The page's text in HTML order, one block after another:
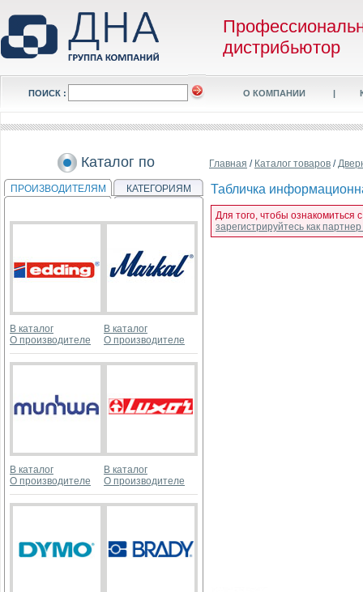
дистрибьютор
ПОИСК : О КОМПАНИИ |
Каталог по
ПРОИЗВОДИТЕЛЯМ КАТЕГОРИЯМ
В каталог
О производителе
В каталог
О производителе
В каталог
О производителе
В каталог
О производителе
Главная / Каталог товаров /
Табличка
Для того, чтобы ознакомиться
зарегистрируйтесь как